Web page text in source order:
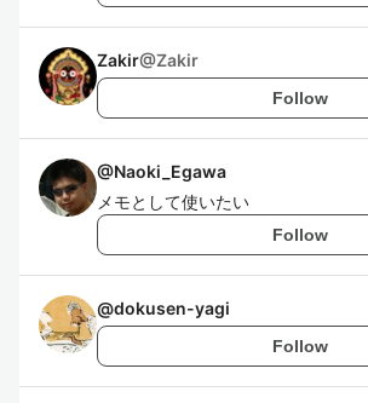
Zakir@Zakir
Follow
@Naoki_Egawa
メモとして使いたい
Follow
@dokusen-yagi
Follow